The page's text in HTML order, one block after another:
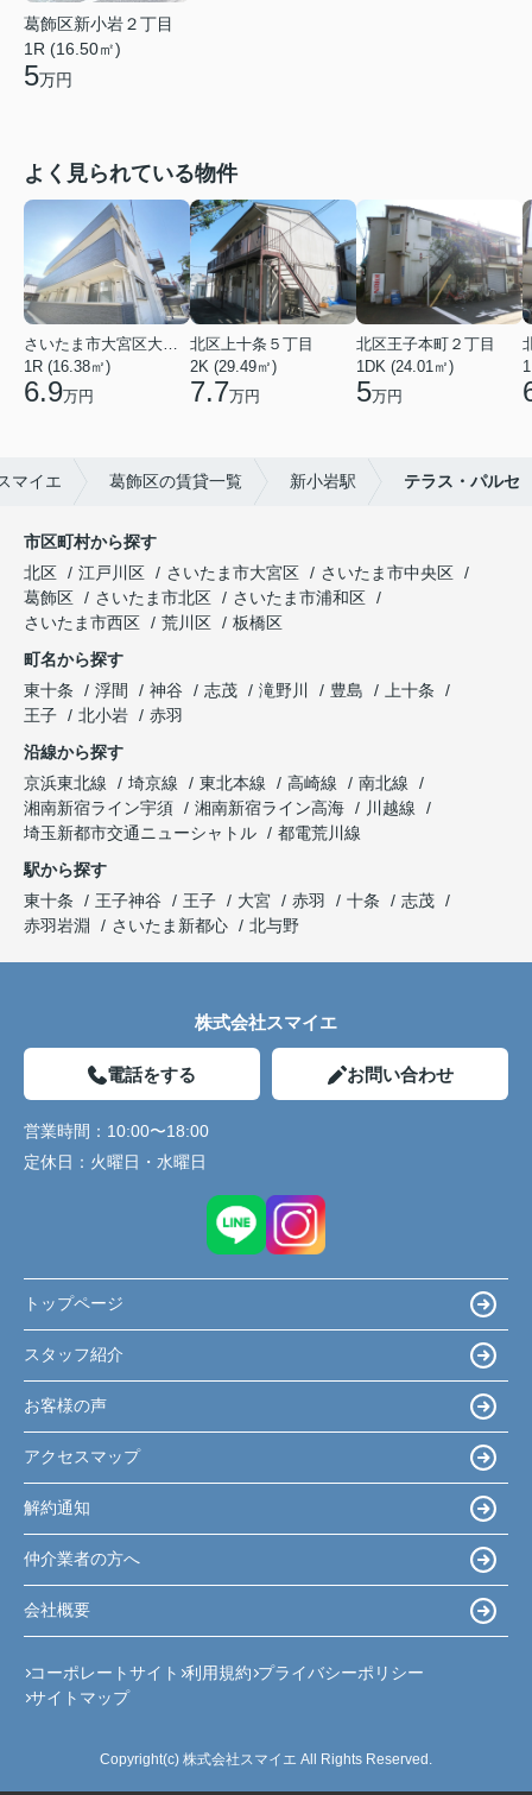
葛飾区新小岩２丁目
1R (16.50㎡)
5万円
よく見られている物件
1R (16.38㎡)
6.9万円
北区上十条５丁目
2K (29.49㎡)
7.7万円
北区王子本町２丁目
1DK (24.01㎡)
5万円
マイエ 葛飾区の賃貸一覧 新小岩駅 テラス・パルセ
市区町村から探す
北区
江戸川区 さいたま市大宮区
さいたま市中央区
葛飾区
さいたま市北区
さいたま市浦和区
さいたま市西区
荒川区
板橋区
町名から探す
東十条
浮間 神谷 志茂 滝野川 豊島
上十条
王子
北小岩
赤羽
沿線から探す
京浜東北線
埼京線 東北本線 高崎線
南北線
湘南新宿ライン宇須
湘南新宿ライン高海
川越線
埼玉新都市交通ニューシャトル
都電荒川線
駅から探す
東十条
王子神谷 王子 大宮 赤羽 十条
志茂
赤羽岩淵
さいたま新都心 北与野
株式会社スマイエ
電話をする お問い合わせ
営業時間： 10:00〜18:00
定休日： 火曜日・水曜日
トップページ
スタッフ紹介
お客様の声
アクセスマップ
解約通知
仲介業者の方へ
会社概要
コーポレートサイト 利用規約 プライバシーポリシー
サイトマップ
Copyright(c) 株式会社スマイエ All Rights Reserved.